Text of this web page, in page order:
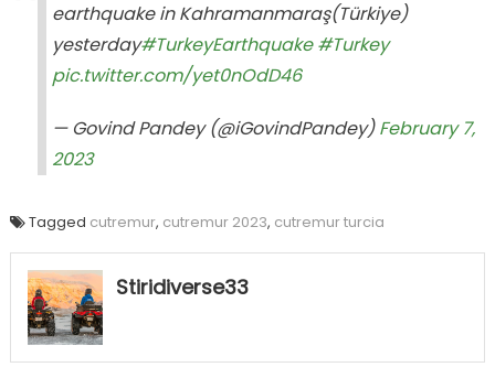
earthquake in Kahramanmaraş(Türkiye)
yesterday#TurkeyEarthquake #Turkey
pic.twitter.com/yet0nOdD46
— Govind Pandey (@iGovindPandey)February 7,
2023
Tagged cutremur, cutremur 2023, cutremur turcia
Stiridiverse33